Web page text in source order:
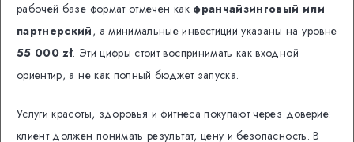
рабочей базе формат отмечен как франчайзинговый или
партнерский, а минимальные инвестиции указаны на уровне
55 000 zł. Эти цифры стоит воспринимать как входной
ориентир, а не как полный бюджет запуска.
Услуги красоты, здоровья и фитнеса покупают через доверие:
клиент должен понимать результат, цену и безопасность. В